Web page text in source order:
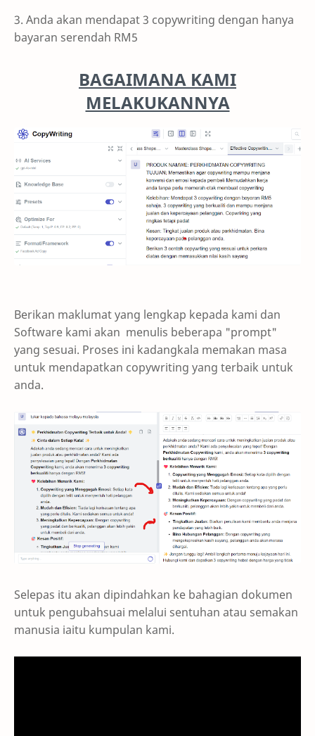
3. Anda akan mendapat 3 copywriting dengan hanya
bayaran serendah RM5
BAGAIMANA KAMI
MELAKUKANNYA
Berikan maklumat yang lengkap kepada kami dan
Software kami akan menulis beberapa "prompt"
yang sesuai. Proses ini kadangkala memakan masa
untuk mendapatkan copywriting yang terbaik untuk
anda.
Selepas itu akan dipindahkan ke bahagian dokumen
untuk pengubahsuai melalui sentuhan atau semakan
manusia iaitu kumpulan kami.